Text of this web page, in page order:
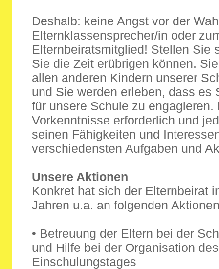
Deshalb: keine Angst vor der
Elternklassensprecher/in oder
Elternbeiratsmitglied! Stellen Sie
Sie die Zeit erübrigen können.
allen anderen Kindern unserer
und Sie werden erleben, dass es
für unsere Schule zu engagieren.
Vorkenntnisse erforderlich und
seinen Fähigkeiten und
verschiedensten Aufgaben und
Unsere Aktionen
Konkret hat sich der Elternbeirat
Jahren u.a. an folgenden
• Betreuung der Eltern bei der
und Hilfe bei der Organisation des
Einschulungstages